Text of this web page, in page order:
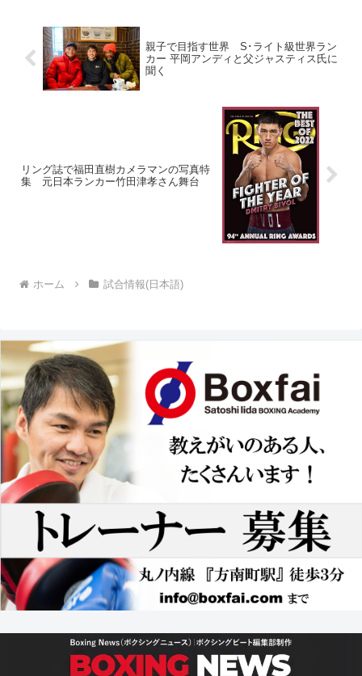
親子で目指す世界 S･ライト級世界ラン
カー 平岡アンディと父ジャスティス氏に
聞く
リング誌で福田直樹カメラマンの写真特
集 元日本ランカー竹田津孝さん舞台
ホーム 試合情報(日本語)